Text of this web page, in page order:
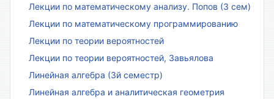
Лекции по математическому анализу. Попов (3 сем)
Лекции по математическому программированию
Лекции по теории вероятностей
Лекции по теории вероятностей, Завьялова
Линейная алгебра (3й семестр)
Линейная алгебра и аналитическая геометрия